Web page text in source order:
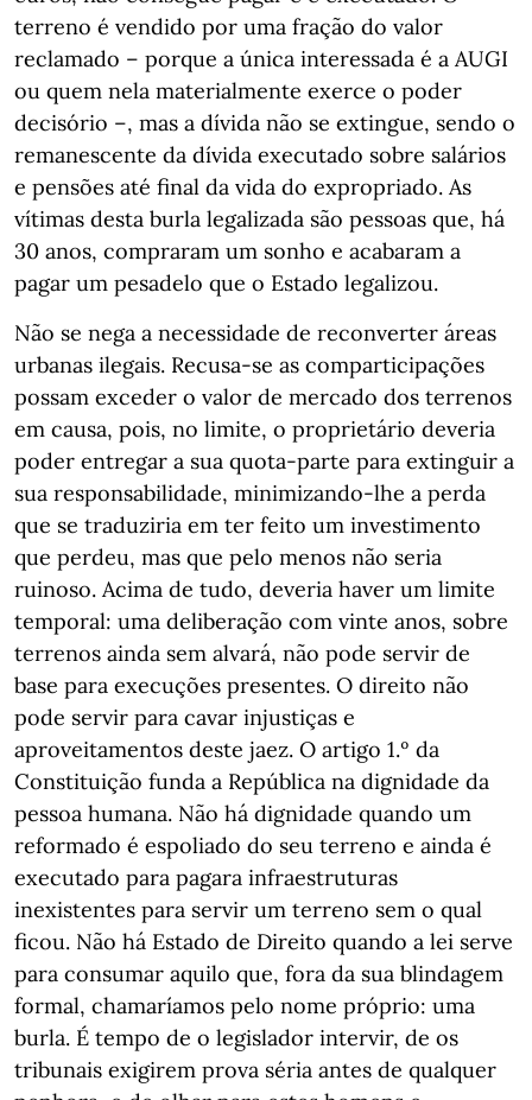
terreno é vendido por uma fração do valor
reclamado – porque a única interessada é a AUGI
ou quem nela materialmente exerce o poder
decisório –, mas a dívida não se extingue, sendo o
remanescente da dívida executado sobre salários
e pensões até final da vida do expropriado. As
vítimas desta burla legalizada são pessoas que, há
30 anos, compraram um sonho e acabaram a
pagar um pesadelo que o Estado legalizou.
Não se nega a necessidade de reconverter áreas
urbanas ilegais. Recusa-se as comparticipações
possam exceder o valor de mercado dos terrenos
em causa, pois, no limite, o proprietário deveria
poder entregar a sua quota-parte para extinguir a
sua responsabilidade, minimizando-lhe a perda
que se traduziria em ter feito um investimento
que perdeu, mas que pelo menos não seria
ruinoso. Acima de tudo, deveria haver um limite
temporal: uma deliberação com vinte anos, sobre
terrenos ainda sem alvará, não pode servir de
base para execuções presentes. O direito não
pode servir para cavar injustiças e
aproveitamentos deste jaez. O artigo 1.º da
Constituição funda a República na dignidade da
pessoa humana. Não há dignidade quando um
reformado é espoliado do seu terreno e ainda é
executado para pagara infraestruturas
inexistentes para servir um terreno sem o qual
ficou. Não há Estado de Direito quando a lei serve
para consumar aquilo que, fora da sua blindagem
formal, chamaríamos pelo nome próprio: uma
burla. É tempo de o legislador intervir, de os
tribunais exigirem prova séria antes de qualquer